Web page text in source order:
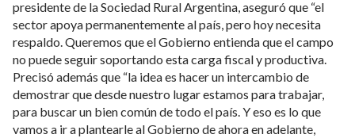
presidente de la Sociedad Rural Argentina, aseguró que “el
sector apoya permanentemente al país, pero hoy necesita
respaldo. Queremos que el Gobierno entienda que el campo
no puede seguir soportando esta carga fiscal y productiva.
Precisó además que “la idea es hacer un intercambio de
demostrar que desde nuestro lugar estamos para trabajar,
para buscar un bien común de todo el país. Y eso es lo que
vamos a ir a plantearle al Gobierno de ahora en adelante,